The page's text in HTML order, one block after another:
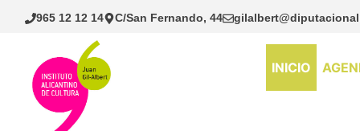
Saltar
965 12 12 14 C/San Fernando, 44
INICIO